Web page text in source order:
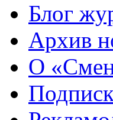
Блог
Архив
О